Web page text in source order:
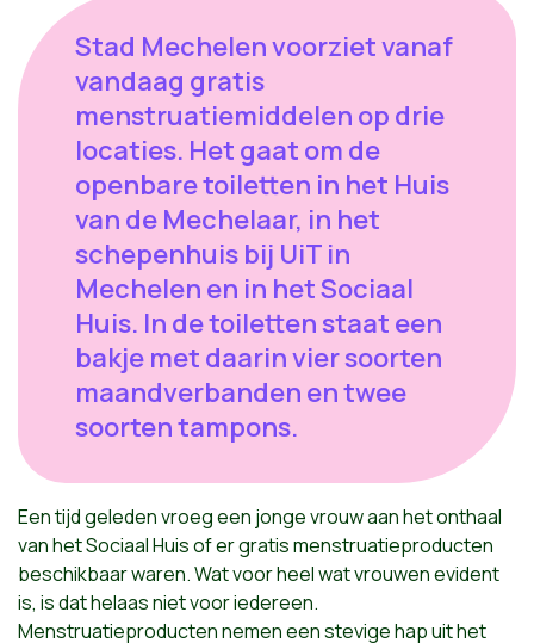
Stad Mechelen voorziet vanaf
vandaag gratis
menstruatiemiddelen op drie
locaties. Het gaat om de
openbare toiletten in het Huis
van de Mechelaar, in het
schepenhuis bij UiT in
Mechelen en in het Sociaal
Huis. In de toiletten staat een
bakje met daarin vier soorten
maandverbanden en twee
soorten tampons.
Een tijd geleden vroeg een jonge vrouw aan het onthaal
van het Sociaal Huis of er gratis menstruatieproducten
beschikbaar waren. Wat voor heel wat vrouwen evident
is, is dat helaas niet voor iedereen.
Menstruatieproducten nemen een stevige hap uit het